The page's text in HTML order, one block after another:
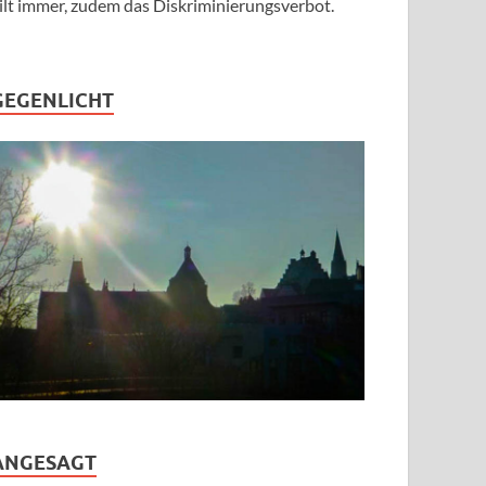
immer, zudem das Diskriminierungsverbot.